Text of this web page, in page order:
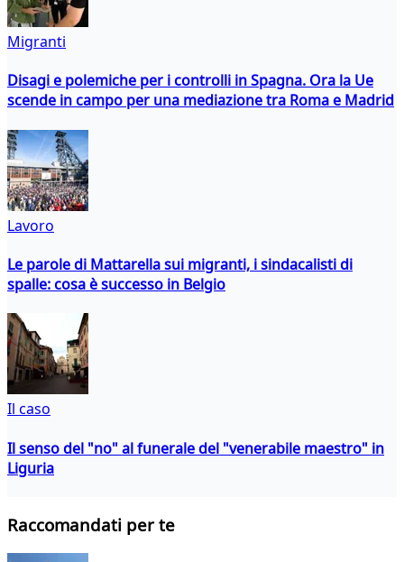
Migranti
Disagi e polemiche per i controlli in Spagna. Ora la Ue
scende in campo per una mediazione tra Roma e Madrid
Lavoro
Le parole di Mattarella sui migranti, i sindacalisti di
spalle: cosa è successo in Belgio
Il caso
Il senso del "no" al funerale del "venerabile maestro" in
Liguria
Raccomandati per te